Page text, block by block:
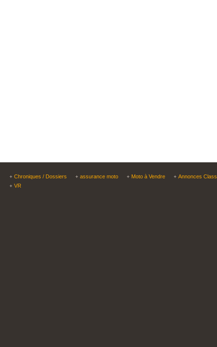
Chroniques / Dossiers assurance moto Moto à Vendre
Annonces
VR